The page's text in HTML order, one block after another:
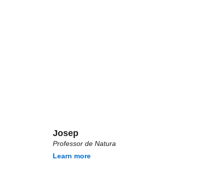
Josep
Professor de Natura
Learn more